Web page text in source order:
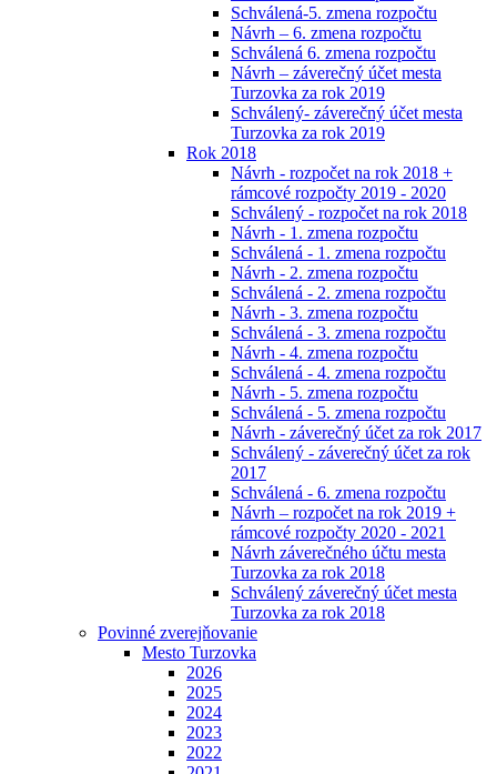
Schválená-5. zmena rozpočtu
Návrh – 6. zmena rozpočtu
Schválená 6. zmena rozpočtu
Návrh – záverečný účet mesta
Turzovka za rok 2019
Schválený- záverečný účet mesta
Turzovka za rok 2019
Rok 2018
Návrh - rozpočet na rok 2018 +
rámcové rozpočty 2019 - 2020
Schválený - rozpočet na rok 2018
Návrh - 1. zmena rozpočtu
Schválená - 1. zmena rozpočtu
Návrh - 2. zmena rozpočtu
Schválená - 2. zmena rozpočtu
Návrh - 3. zmena rozpočtu
Schválená - 3. zmena rozpočtu
Návrh - 4. zmena rozpočtu
Schválená - 4. zmena rozpočtu
Návrh - 5. zmena rozpočtu
Schválená - 5. zmena rozpočtu
Návrh - záverečný účet za rok 2017
Schválený - záverečný účet za rok
2017
Schválená - 6. zmena rozpočtu
Návrh – rozpočet na rok 2019 +
rámcové rozpočty 2020 - 2021
Návrh záverečného účtu mesta
Turzovka za rok 2018
Schválený záverečný účet mesta
Turzovka za rok 2018
Povinné zverejňovanie
Mesto Turzovka
2026
2025
2024
2023
2022